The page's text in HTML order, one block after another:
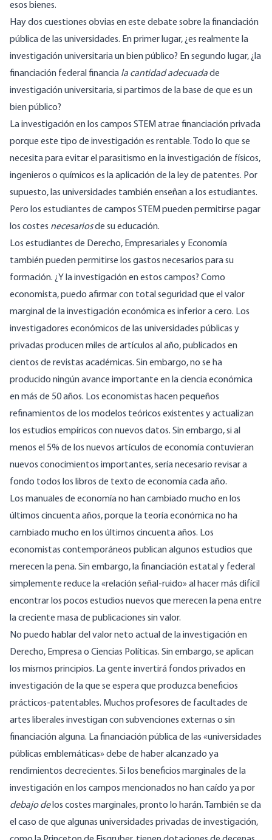
esos bienes.
Hay dos cuestiones obvias en este debate sobre la financiación
pública de las universidades. En primer lugar, ¿es realmente la
investigación universitaria un bien público? En segundo lugar, ¿la
financiación federal financia la cantidad adecuadade
investigación universitaria, si partimos de la base de que es un
bien público?
La investigación en los campos STEM atrae financiación privada
porque este tipo de investigación es rentable. Todo lo que se
necesita para evitar el parasitismo en la investigación de físicos,
ingenieros o químicos es la aplicación de la ley de patentes. Por
supuesto, las universidades también enseñan a los estudiantes.
Pero los estudiantes de campos STEM pueden permitirse pagar
los costes necesariosde su educación.
Los estudiantes de Derecho, Empresariales y Economía
también pueden permitirse los gastos necesarios para su
formación. ¿Y la investigación en estos campos? Como
economista, puedo afirmar con total seguridad que el valor
marginal de la investigación económica es inferior a cero. Los
investigadores económicos de las universidades públicas y
privadas producen miles de artículos al año, publicados en
cientos de revistas académicas. Sin embargo, no se ha
producido ningún avance importante en la ciencia económica
en más de 50 años. Los economistas hacen pequeños
refinamientos de los modelos teóricos existentes y actualizan
los estudios empíricos con nuevos datos. Sin embargo, si al
menos el 5% de los nuevos artículos de economía contuvieran
nuevos conocimientos importantes, sería necesario revisar a
fondo todos los libros de texto de economía cada año.
Los manuales de economía no han cambiado mucho en los
últimos cincuenta años, porque la teoría económica no ha
cambiado mucho en los últimos cincuenta años. Los
economistas contemporáneos publican algunos estudios que
merecen la pena. Sin embargo, la financiación estatal y federal
simplemente reduce la «relación señal-ruido» al hacer más difícil
encontrar los pocos estudios nuevos que merecen la pena entre
la creciente masa de publicaciones sin valor.
No puedo hablar del valor neto actual de la investigación en
Derecho, Empresa o Ciencias Políticas. Sin embargo, se aplican
los mismos principios. La gente invertirá fondos privados en
investigación de la que se espera que produzca beneficios
prácticos-patentables. Muchos profesores de facultades de
artes liberales investigan con subvenciones externas o sin
financiación alguna. La financiación pública de las «universidades
públicas emblemáticas» debe de haber alcanzado ya
rendimientos decrecientes. Si los beneficios marginales de la
investigación en los campos mencionados no han caído ya por
debajo de los costes marginales, pronto lo harán. También se da
el caso de que algunas universidades privadas de investigación,